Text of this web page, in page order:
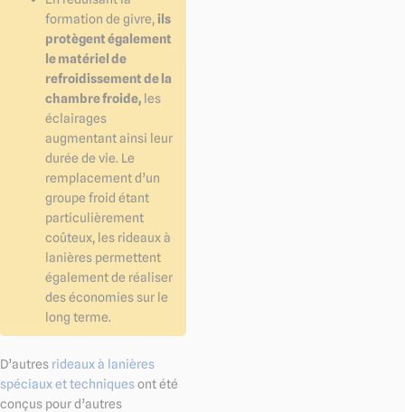
formation de givre,ils
protègent également
le matériel de
refroidissement de la
chambre froide, les
éclairages
augmentant ainsi leur
durée de vie. Le
remplacement d’un
groupe froid étant
particulièrement
coûteux, les rideaux à
lanières permettent
également de réaliser
des économies sur le
long terme.
D’autres rideaux à lanières
spéciaux et techniquesont été
conçus pour d’autres